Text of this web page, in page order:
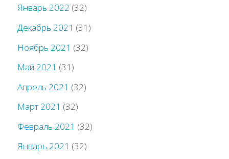
Январь 2022 (32)
Декабрь 2021 (31)
Ноябрь 2021 (32)
Май 2021 (31)
Апрель 2021 (32)
Март 2021 (32)
Февраль 2021 (32)
Январь 2021 (32)